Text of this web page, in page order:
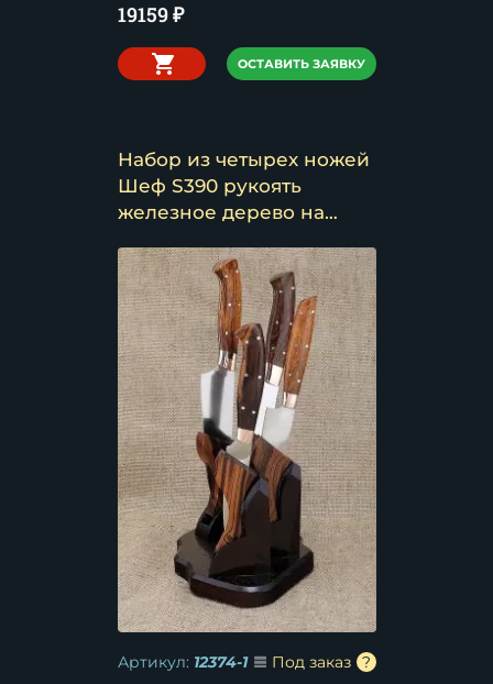
19159₽
ОСТАВИТЬ ЗАЯВКУ
Набор из четырех ножей
Шеф S390 рукоять
железное дерево на
ложементами
Артикул: 12374-1
Под заказ